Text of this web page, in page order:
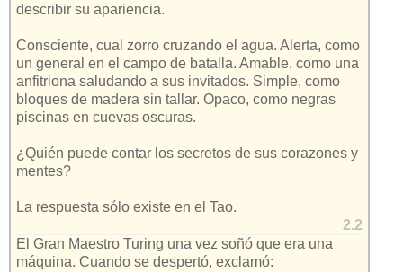
describir su apariencia.
Consciente, cual zorro cruzando el agua. Alerta, como
un general en el campo de batalla. Amable, como una
anfitriona saludando a sus invitados. Simple, como
bloques de madera sin tallar. Opaco, como negras
piscinas en cuevas oscuras.
¿Quién puede contar los secretos de sus corazones y
mentes?
La respuesta sólo existe en el Tao.
2.2
El Gran Maestro Turing una vez soñó que era una
máquina. Cuando se despertó, exclamó: